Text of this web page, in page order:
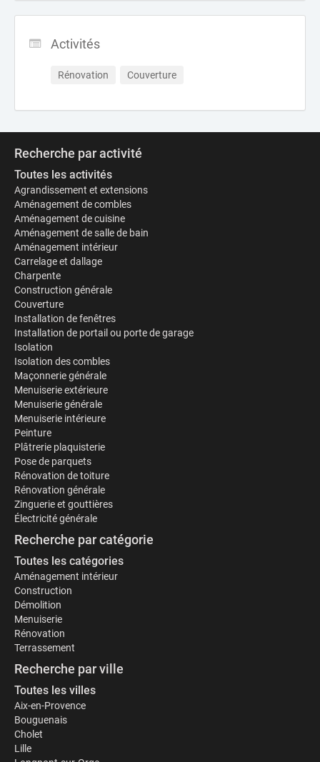
Activités
Rénovation Couverture
Recherche par activité
Toutes les activités
Agrandissement et extensions
Aménagement de combles
Aménagement de cuisine
Aménagement de salle de bain
Aménagement intérieur
Carrelage et dallage
Charpente
Construction générale
Couverture
Installation de fenêtres
Installation de portail ou porte de garage
Isolation
Isolation des combles
Maçonnerie générale
Menuiserie extérieure
Menuiserie générale
Menuiserie intérieure
Peinture
Plâtrerie plaquisterie
Pose de parquets
Rénovation de toiture
Rénovation générale
Zinguerie et gouttières
Électricité générale
Recherche par catégorie
Toutes les catégories
Aménagement intérieur
Construction
Démolition
Menuiserie
Rénovation
Terrassement
Recherche par ville
Toutes les villes
Aix-en-Provence
Bouguenais
Cholet
Lille